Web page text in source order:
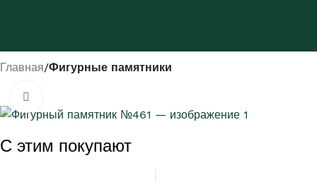
Главная Фигурные памятники
С этим покупают